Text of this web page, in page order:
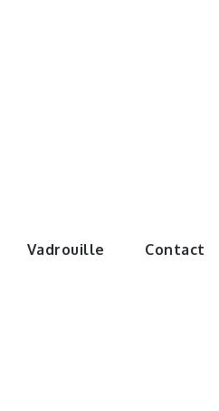
Vadrouille Contact